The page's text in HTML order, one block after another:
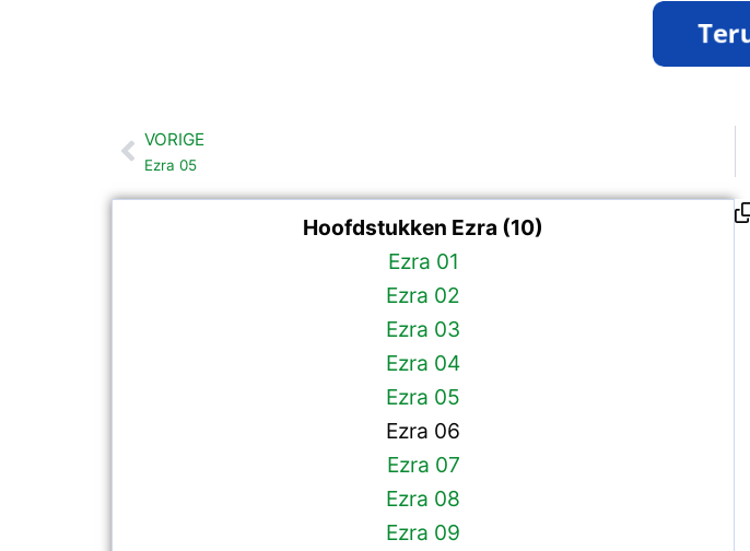
Vorige
VORIGE
Ezra 05
Hoofdstukken Ezra (10)
Ezra 01
Ezra 02
Ezra 03
Ezra 04
Ezra 05
Ezra 06
Ezra 07
Ezra 08
Ezra 09